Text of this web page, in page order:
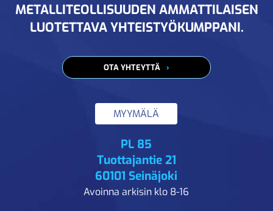
METALLITEOLLISUUDEN AMMATTILAISEN
LUOTETTAVA YHTEISTYÖKUMPPANI.
OTA YHTEYTTÄ
MYYMÄLÄ
PL 85
Tuottajantie 21
60101 Seinäjoki
Avoinna arkisin klo 8-16